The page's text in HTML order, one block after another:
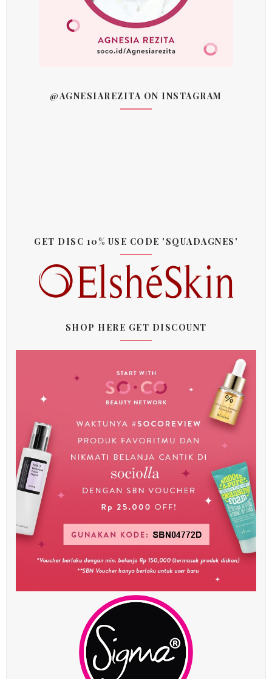
@AGNESIAREZITA ON INSTAGRAM
GET DISC 10% USE CODE 'SQUADAGNES'
SHOP HERE GET DISCOUNT